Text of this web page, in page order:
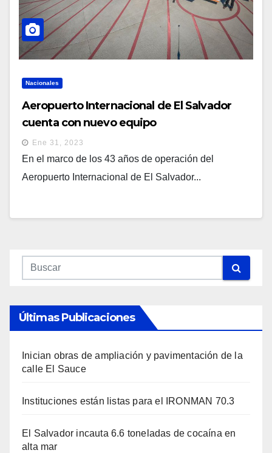
Nacionales
Aeropuerto Internacional de El Salvador
cuenta con nuevo equipo
Ene 31, 2023
En el marco de los 43 años de operación del
Aeropuerto Internacional de El Salvador...
Últimas Publicaciones
Inician obras de ampliación y pavimentación de la
calle El Sauce
Instituciones están listas para el IRONMAN 70.3
El Salvador incauta 6.6 toneladas de cocaína en
alta mar